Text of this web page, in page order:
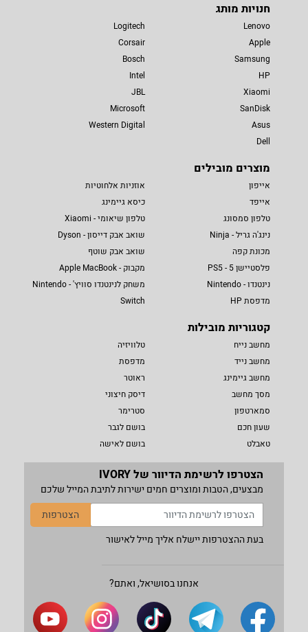
חנויות מותג
Lenovo
Apple
Samsung
HP
Xiaomi
SanDisk
Asus
Dell
Logitech
Corsair
Bosch
Intel
JBL
Microsoft
Western Digital
מוצרים מובילים
אייפון
אייפד
טלפון סמסונג
נינג'ה גריל - Ninja
מכונת קפה
פלסטיישן 5 - PS5
נינטנדו - Nintendo
מדפסת HP
אוזניות אלחוטיות
כיסא גיימינג
טלפון שיאומי - Xiaomi
שואב אבק דייסון - Dyson
שואב אבק שוטף
מקבוק - Apple MacBook
משחק לנינטנדו סוויץ' - Nintendo
Switch
קטגוריות מובילות
מחשב נייח
מחשב נייד
מחשב גיימינג
מסך מחשב
סמארטפון
שעון חכם
טאבלט
טלוויזיה
מדפסת
ראוטר
דיסק חיצוני
סטרימר
בושם לגבר
בושם לאישה
הצטרפו לרשימת הדיוור של IVORY
מבצעים, הטבות ומוצרים חמים ישירות לתיבת המייל שלכם
הצטרפות
בעת ההצטרפות יישלח אליך מייל לאישור
אנחנו בסושיאל, ואתם?